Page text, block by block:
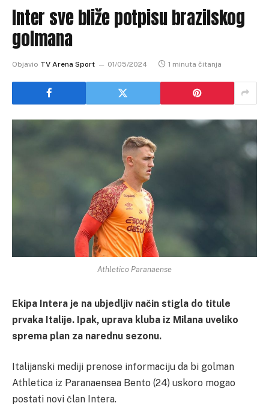
Inter sve bliže potpisu brazilskog
golmana
Objavio TV Arena Sport 01/05/2024 1 minuta čitanja
Athletico Paranaense
Ekipa Intera je na ubjedljiv način stigla do titule
prvaka Italije. Ipak, uprava kluba iz Milana uveliko
sprema plan za narednu sezonu.
Italijanski mediji prenose informaciju da bi golman
Athletica iz Paranaensea Bento (24) uskoro mogao
postati novi član Intera.